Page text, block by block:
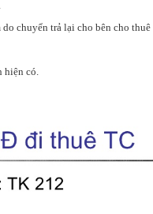
chuyển trả lại cho bên cho
có.